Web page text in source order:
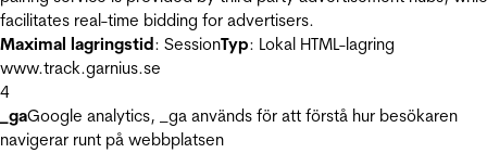
facilitates real-time bidding for advertisers.
Maximal lagringstid: SessionTyp: Lokal HTML-lagring
www.track.garnius.se
4
_gaGoogle analytics, _ga används för att förstå hur besökaren
navigerar runt på webbplatsen